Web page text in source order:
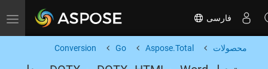
Toggle navigation فارسی
محصولات Aspose.Total
Go
Conversion